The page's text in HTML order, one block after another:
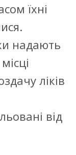
їхні
надають
ліків
від